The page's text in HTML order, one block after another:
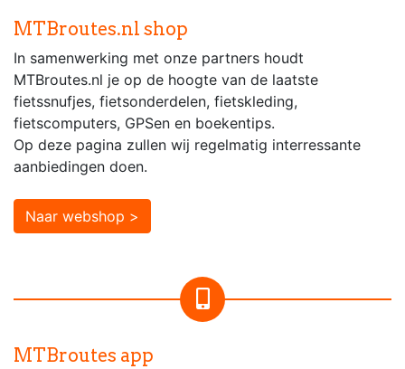
MTBroutes.nl shop
In samenwerking met onze partners houdt
MTBroutes.nl je op de hoogte van de laatste
fietssnufjes, fietsonderdelen, fietskleding,
fietscomputers, GPSen en boekentips.
Op deze pagina zullen wij regelmatig interressante
aanbiedingen doen.
Naar webshop >
MTBroutes app